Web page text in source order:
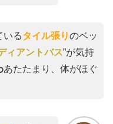
いるタイル張りのベッ
ィアントバス”が気持
あたたまり、体がほぐ